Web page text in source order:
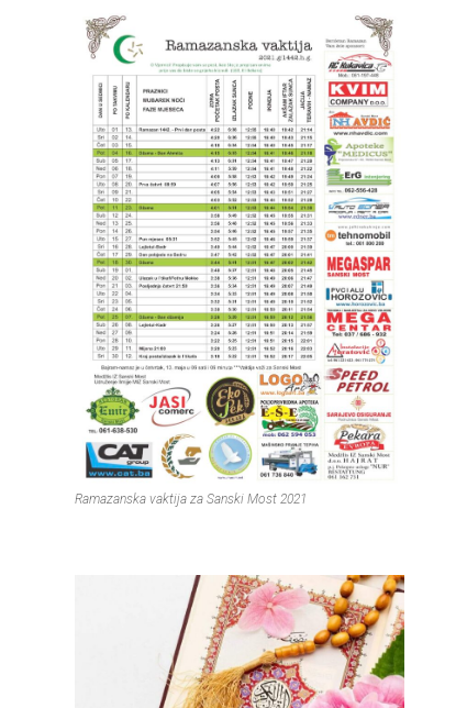
Ramazanska vaktija za Sanski Most 2021